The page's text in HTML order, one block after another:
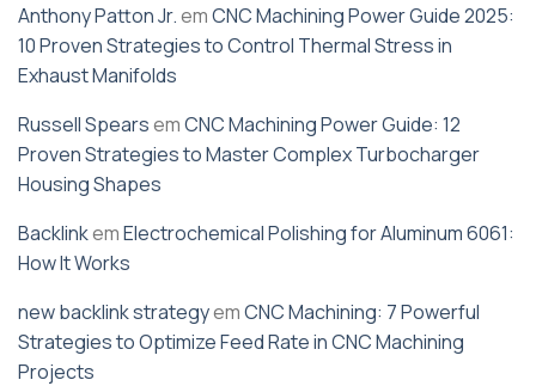
Anthony Patton Jr.emCNC Machining Power Guide 2025:
10 Proven Strategies to Control Thermal Stress in
Exhaust Manifolds
Russell SpearsemCNC Machining Power Guide: 12
Proven Strategies to Master Complex Turbocharger
Housing Shapes
BacklinkemElectrochemical Polishing for Aluminum 6061:
How It Works
new backlink strategyemCNC Machining: 7 Powerful
Strategies to Optimize Feed Rate in CNC Machining
Projects